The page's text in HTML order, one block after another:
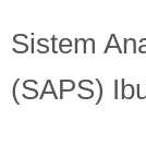
Berita Semasa
Kerjaya
Sistem
(SAPS)